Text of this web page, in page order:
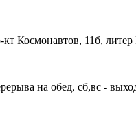
кт Космонавтов, 11б,
на обед, сб,вс -